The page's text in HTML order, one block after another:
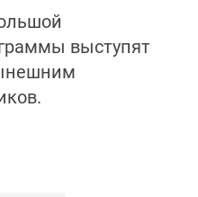
выступят